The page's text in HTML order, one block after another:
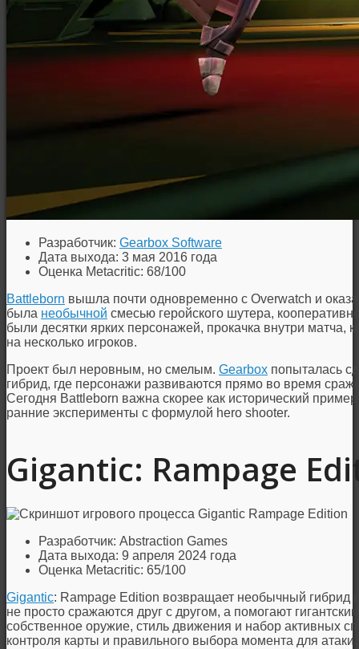
Разработчик: Gearbox Software
Дата выхода: 3 мая 2016 года
Оценка Metacritic: 68/100
Battleborn вышла почти одновременно с Overwatch и
была необычной смесью геройского шутера,
были десятки ярких персонажей, прокачка внутри
на несколько игроков.
Проект был неровным, но смелым. Gearbox попыталась
гибрид, где персонажи развиваются прямо во время
Сегодня Battleborn важна скорее как исторический
ранние эксперименты с формулой hero shooter.
Gigantic: Rampage
Разработчик: Abstraction Games
Дата выхода: 9 апреля 2024 года
Оценка Metacritic: 65/100
Gigantic: Rampage Edition возвращает необычный гибрид
не просто сражаются друг с другом, а помогают
собственное оружие, стиль движения и набор активных
контроля карты и правильного выбора момента для атаки.